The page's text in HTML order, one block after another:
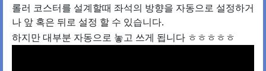
롤러 코스터를 설계할때 좌석의 방향을 자동으로 설정하거
나 앞 혹은 뒤로 설정 할 수 있습니다.
하지만 대부분 자동으로 놓고 쓰게 됩니다 ㅎㅎㅎㅎㅎ